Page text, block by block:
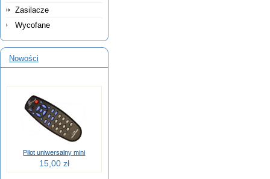
Zasilacze
Wycofane
Nowości
Pilot uniwersalny mini
15,00 zł